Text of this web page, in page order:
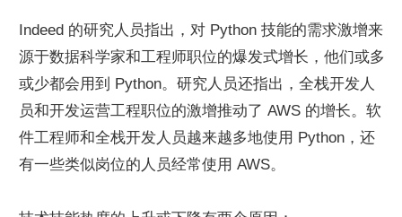
Indeed 的研究人员指出，对 Python 技能的需求激增来
源于数据科学家和工程师职位的爆发式增长，他们或多
或少都会用到 Python。研究人员还指出，全栈开发人
员和开发运营工程职位的激增推动了 AWS 的增长。软
件工程师和全栈开发人员越来越多地使用 Python，还
有一些类似岗位的人员经常使用 AWS。